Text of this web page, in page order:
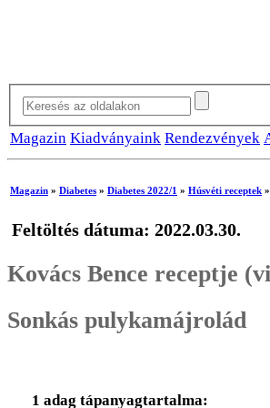
Magazin Kiadványaink Rendezvények
Magazin » Diabetes » Diabetes 2022/1 » Húsvéti receptek »
Feltöltés dátuma: 2022.03.30.
Kovács Bence receptje
Sonkás pulykamájrolád
1 adag tápanyagtartalma: